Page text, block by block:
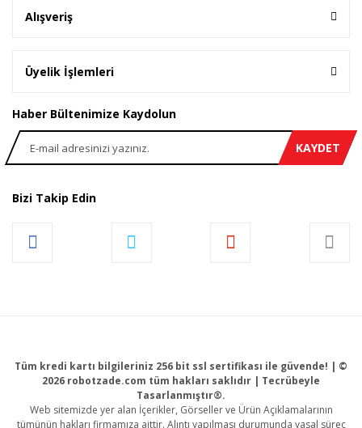
Alışveriş
Üyelik İşlemleri
Haber Bültenimize Kaydolun
KAYDET
Bizi Takip Edin
Tüm kredi kartı bilgileriniz 256 bit ssl sertifikası ile güvende! | ©
2026 robotzade.com tüm hakları saklıdır | Tecrübeyle
Tasarlanmıştır®.
Web sitemizde yer alan İçerikler, Görseller ve Ürün Açıklamalarının
tümünün hakları firmamıza aittir. Alıntı yapılması durumunda yasal süreç